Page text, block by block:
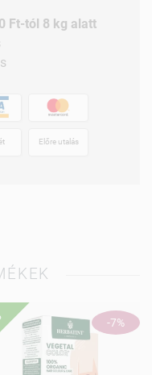
Ft-tól 8 kg alatt
Előre utalás
-7%